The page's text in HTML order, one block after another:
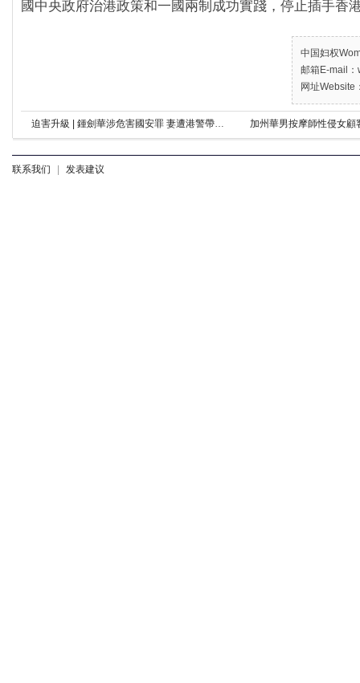
國中央政府治港政策和一國兩制成功實踐，停止插手香
中国妇权
邮箱E-mail
网址Website
加州華男按摩師性侵女顧
联系我们 | 发表建议